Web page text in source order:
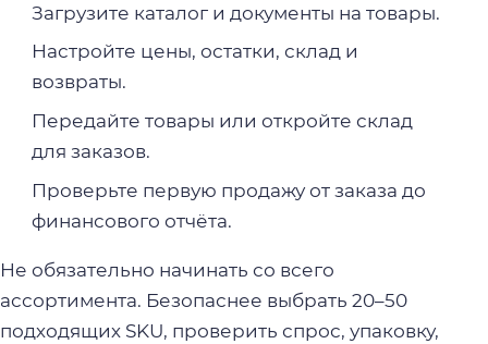
Загрузите каталог и документы на товары.
Настройте цены, остатки, склад и
возвраты.
Передайте товары или откройте склад
для заказов.
Проверьте первую продажу от заказа до
финансового отчёта.
Не обязательно начинать со всего
ассортимента. Безопаснее выбрать 20–50
подходящих SKU, проверить спрос, упаковку,